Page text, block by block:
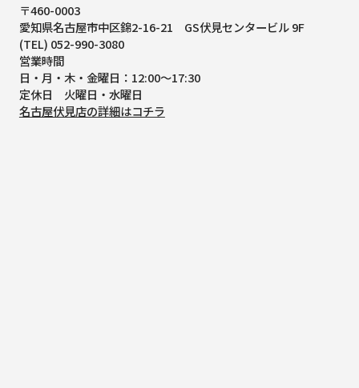
〒460-0003
愛知県名古屋市中区錦2-16-21 GS伏見センタービル 9F
(TEL) 052-990-3080
営業時間
日・月・木・金曜日：12:00～17:30
定休日 火曜日・水曜日
名古屋伏見店の詳細はコチラ